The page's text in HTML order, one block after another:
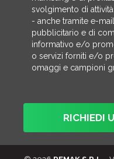
svolgimento di
- anche tramite e-
pubblicitario e di
informativo e/o
o servizi forniti e/o
omaggi e campioni